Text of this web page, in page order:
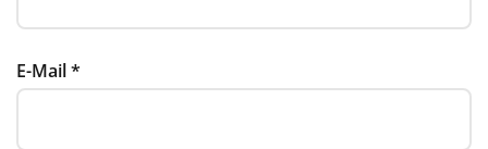
E-Mail*